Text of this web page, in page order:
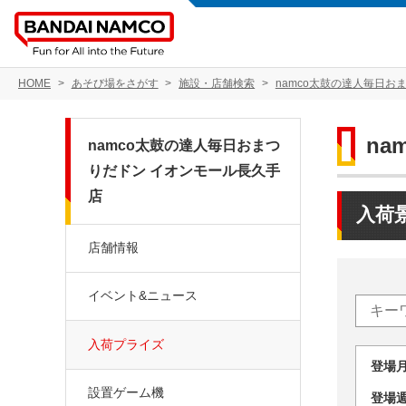
HOME あそび場をさがす 施設・店舗検索 namco太鼓の達人毎日お
入荷
登
登
namco太鼓の達人毎日おまつ
りだドン イオンモール長久手
店
店舗情報
イベント&ニュース
入荷プライズ
設置ゲーム機